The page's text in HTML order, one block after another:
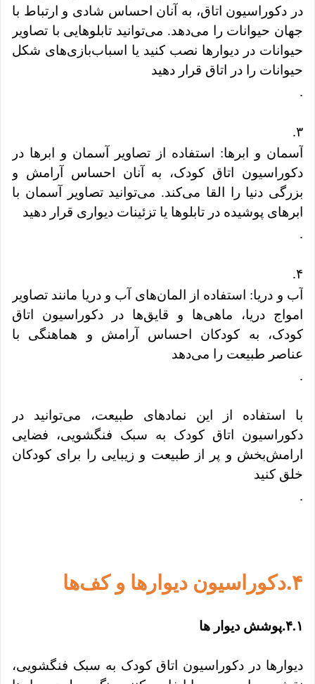
در دکوراسیون اتاق، به آنان احساس شادی و ارتباط با
جهان حیوانات را می‌دهد. می‌توانید تابلوهایی با تصاویر
حیوانات در دیوارها نصب کنید یا اسباب‌بازی‌های شکل
حیوانات را در اتاق قرار دهید
.
۳.
آسمان و ابرها: استفاده از تصاویر آسمان و ابرها در
دکوراسیون اتاق کودک، به آنان احساس آرامش و
بزرگی دنیا را القا می‌کند. می‌توانید تصاویر آسمان با
ابرهای پوشیده در تابلوها یا تزئینات دیواری قرار دهید
.
۴.
آب و دریا: استفاده از المان‌های آب و دریا مانند تصاویر
امواج دریا، ماهی‌ها و قایق‌ها در دکوراسیون اتاق
کودک، به کودکان احساس آرامش و هماهنگی با
عناصر طبیعت را می‌دهد
.
با استفاده از این نمادهای طبیعت، می‌توانید در
دکوراسیون اتاق کودک به سبک فنگشویی، فضایی
ارامش‌بخش و پر از طبیعت و زیبایی را برای کودکان
خلق کنید
.
۴.دکوراسیون دیوارها و کف‌ها
۴.۱.پوشش دیوار ها
دیوارها در دکوراسیون اتاق کودک به سبک فنگشویی،